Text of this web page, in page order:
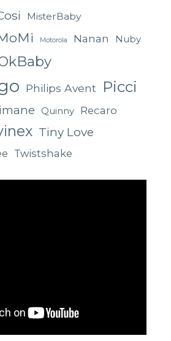
MisterBaby
Motorola Nanan Nuby
Philips Avent Picci
Quinny Recaro
Tiny Love
Twistshake